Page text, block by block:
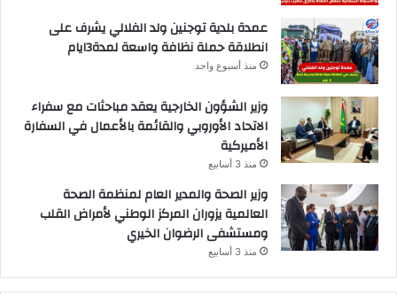
عمدة بلدية توجنين ولد الفلالي يشرف على
انطلاقة حملة نظافة واسعة لمدة3ايام
منذ أسبوع واحد
وزير الشؤون الخارجية يعقد مباحثات مع سفراء
الاتحاد الأوروبي والقائمة بالأعمال في السفارة
الأميركية
منذ 3 أسابيع
وزير الصحة والمدير العام لمنظمة الصحة
العالمية يزوران المركز الوطني لأمراض القلب
ومستشفى الرضوان الخيري
منذ 3 أسابيع